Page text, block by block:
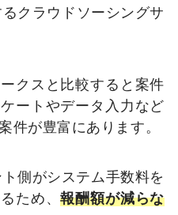
クラウドソーシングサ
クスと比較すると案件
ートやデータ入力など
件が豊富にあります。
側がシステム手数料を
ため、報酬額が減らな